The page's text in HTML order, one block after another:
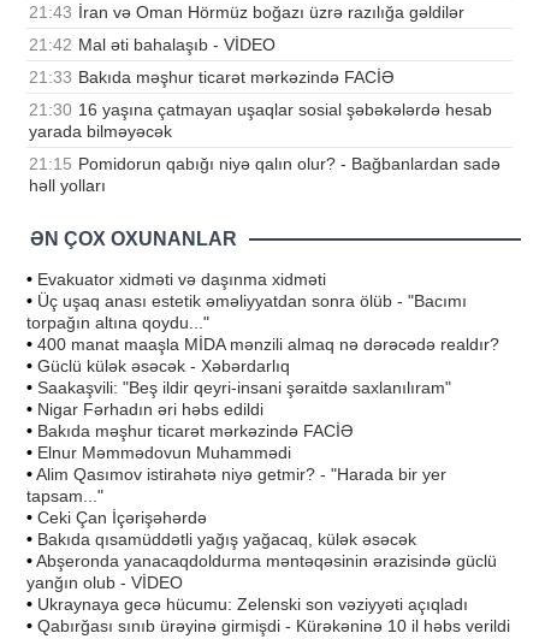
21:43 İran və Oman Hörmüz boğazı üzrə razılığa gəldilər
21:42 Mal əti bahalaşıb - VİDEO
21:33 Bakıda məşhur ticarət mərkəzində FACİƏ
21:30 16 yaşına çatmayan uşaqlar sosial şəbəkələrdə hesab
yarada bilməyəcək
21:15 Pomidorun qabığı niyə qalın olur? - Bağbanlardan sadə
həll yolları
ƏN ÇOX OXUNANLAR
• Evakuator xidməti və daşınma xidməti
• Üç uşaq anası estetik əməliyyatdan sonra ölüb - "Bacımı
torpağın altına qoydu..."
• 400 manat maaşla MİDA mənzili almaq nə dərəcədə realdır?
• Güclü külək əsəcək - Xəbərdarlıq
• Saakaşvili: "Beş ildir qeyri-insani şəraitdə saxlanılıram"
• Nigar Fərhadın əri həbs edildi
• Bakıda məşhur ticarət mərkəzində FACİƏ
• Elnur Məmmədovun Muhammədi
•Alim Qasımov istirahətə niyə getmir? - "Harada bir yer
tapsam..."
• Ceki Çan İçərişəhərdə
• Bakıda qısamüddətli yağış yağacaq, külək əsəcək
•Abşeronda yanacaqdoldurma məntəqəsinin ərazisində güclü
yanğın olub - VİDEO
• Ukraynaya gecə hücumu: Zelenski son vəziyyəti açıqladı
• Qabırğası sınıb ürəyinə girmişdi - Kürəkəninə 10 il həbs verildi